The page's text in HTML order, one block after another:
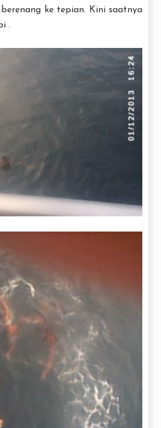
ke tepian. Kini saatnya
.